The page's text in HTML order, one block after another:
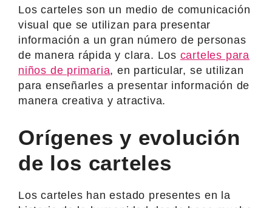
Los carteles son un medio de comunicación
visual que se utilizan para presentar
información a un gran número de personas
de manera rápida y clara. Los carteles para
niños de primaria, en particular, se utilizan
para enseñarles a presentar información de
manera creativa y atractiva.
Orígenes y evolución
de los carteles
Los carteles han estado presentes en la